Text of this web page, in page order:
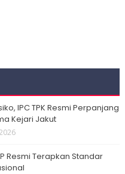
IPC TPK Resmi Perpanjang
Kejari Jakut
Resmi Terapkan Standar